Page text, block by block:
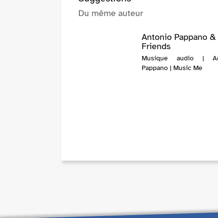
Du même auteur
Antonio Pappano &
Friends
Musique audio |
Pappano | Music Me